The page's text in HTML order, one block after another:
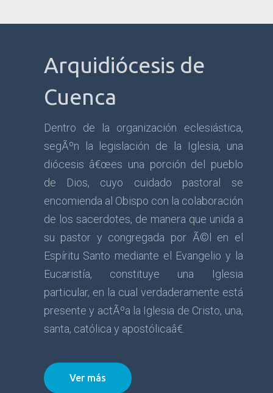
Arquidiócesis de
Cuenca
Dentro de la organización eclesiástica,
segÃºn la legislación de la Iglesia, una
diócesis â€œes una porción del pueblo
de Dios, cuyo cuidado pastoral se
encomienda al Obispo con la colaboración
de los sacerdotes, de manera que unida a
su pastor y congregada por Ã©l en el
Espíritu Santo mediante el Evangelio y la
Eucaristía, constituye una Iglesia
particular, en la cual verdaderamente está
presente y actÃºa la Iglesia de Cristo, una,
santa, católica y apostólicaâ€.
Ver más